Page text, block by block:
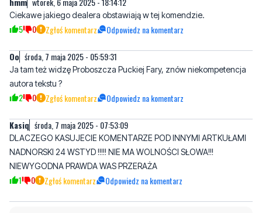
Ciekawe jakiego dealera obstawiają w tej komendzie.
5 0 Zgłoś komentarz Odpowiedz na komentarz
Oo środa, 7 maja 2025 - 05:59:31
Ja tam też widzę Proboszcza Puckiej Fary, znów niekompetencja
autora tekstu ?
2 0 Zgłoś komentarz Odpowiedz na komentarz
Kasiq środa, 7 maja 2025 - 07:53:09
DLACZEGO KASUJECIE KOMENTARZE POD INNYMI ARTKUŁAMI
NADNORSKI 24 WSTYD !!!!! NIE MA WOLNOŚCI SŁOWA!!!
NIEWYGODNA PRAWDA WAS PRZERAŻA
1 0 Zgłoś komentarz Odpowiedz na komentarz